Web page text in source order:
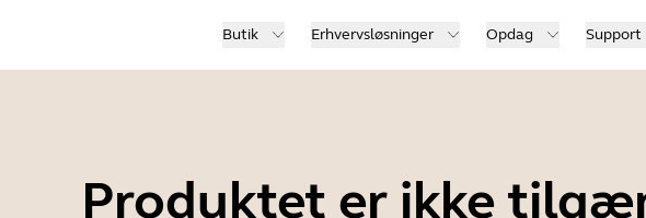
Butik Erhvervsløsninger Opdag Support
Produktet er ikke